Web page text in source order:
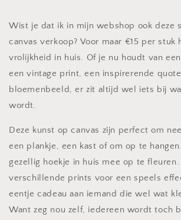
Wist je dat ik in mijn webshop ook deze
canvas verkoop? Voor maar €15 per stuk
vrolijkheid in huis. Of je nu houdt van
een vintage print, een inspirerende
bloemenbeeld, er zit altijd wel iets bij
wordt.
Deze kunst op canvas zijn perfect om
een plankje, een kast of om op te
gezellig hoekje in huis mee op te
verschillende prints voor een speels
eentje cadeau aan iemand die wel wat
Want zeg nou zelf, iedereen wordt toch